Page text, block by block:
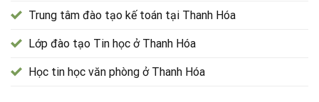
Trung tâm đào tạo kế toán tại Thanh Hóa
Lớp đào tạo Tin học ở Thanh Hóa
Học tin học văn phòng ở Thanh Hóa